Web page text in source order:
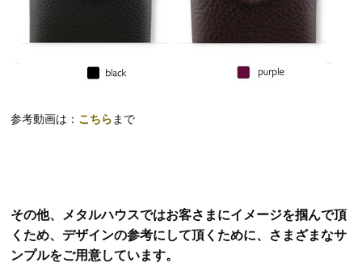
参考動画は： こちら まで
その他、メタルハウスではお客さまにイメージを掴んで頂
くため、デザインの参考にして頂くために、さまざまなサ
ンプルをご用意しています。